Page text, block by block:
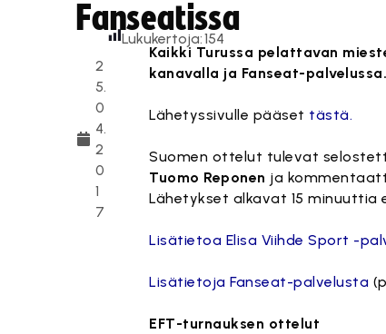
Fanseatissa
2
5.
0
4.
2
0
1
7
Lukukertoja:154
Kaikki Turussa pelattavan
kanavalla ja Fanseat-palvelussa.
Lähetyssivulle pääset tästä.
Suomen ottelut tulevat
Tuomo Reponen ja
Lähetykset alkavat 15 minuuttia
Lisätietoa Elisa Viihde Sport -
Lisätietoja Fanseat-palvelusta
EFT-turnauksen ottelut